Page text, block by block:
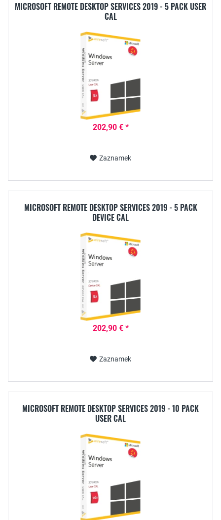
MICROSOFT REMOTE DESKTOP SERVICES 2019 - 5 PACK USER
CAL
202,90 € *
Zaznamek
MICROSOFT REMOTE DESKTOP SERVICES 2019 - 5 PACK
DEVICE CAL
202,90 € *
Zaznamek
MICROSOFT REMOTE DESKTOP SERVICES 2019 - 10 PACK
USER CAL